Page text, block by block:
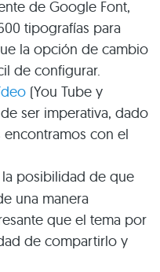
de Google Font,
tipografías para
la opción de cambio
de configurar.
(You Tube y
ser imperativa, dado
con el
posibilidad de que
una manera
que el tema por
de compartirlo y